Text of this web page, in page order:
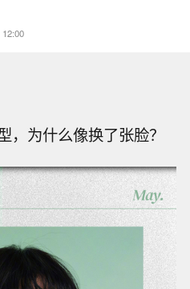
12:00
，为什么像换了张脸？